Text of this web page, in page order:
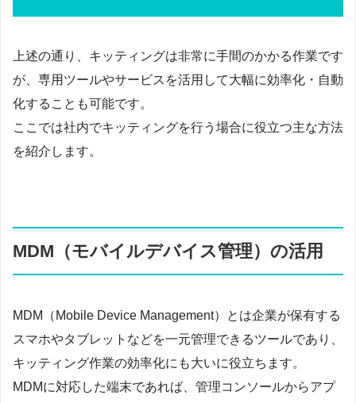
上述の通り、キッティングは非常に手間のかかる作業です
が、専用ツールやサービスを活用して大幅に効率化・自動
化することも可能です。
ここでは社内でキッティングを行う場合に役立つ主な方法
を紹介します。
MDM（モバイルデバイス管理）の活用
MDM（Mobile Device Management）とは企業が保有する
スマホやタブレットなどを一元管理できるツールであり、
キッティング作業の効率化にも大いに役立ちます。
MDMに対応した端末であれば、管理コンソールからアプ